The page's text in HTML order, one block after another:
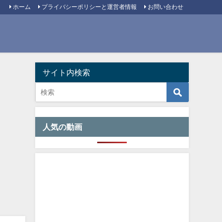
ホーム プライバシーポリシーと運営者情報 お問い合わせ
サイト内検索
人気の動画